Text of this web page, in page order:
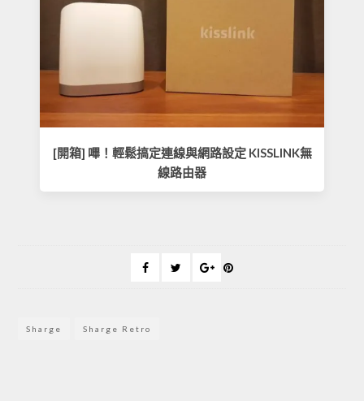
[開箱] 嗶！輕鬆搞定連線與網路設定 KISSLINK無
線路由器
Sharge Sharge Retro